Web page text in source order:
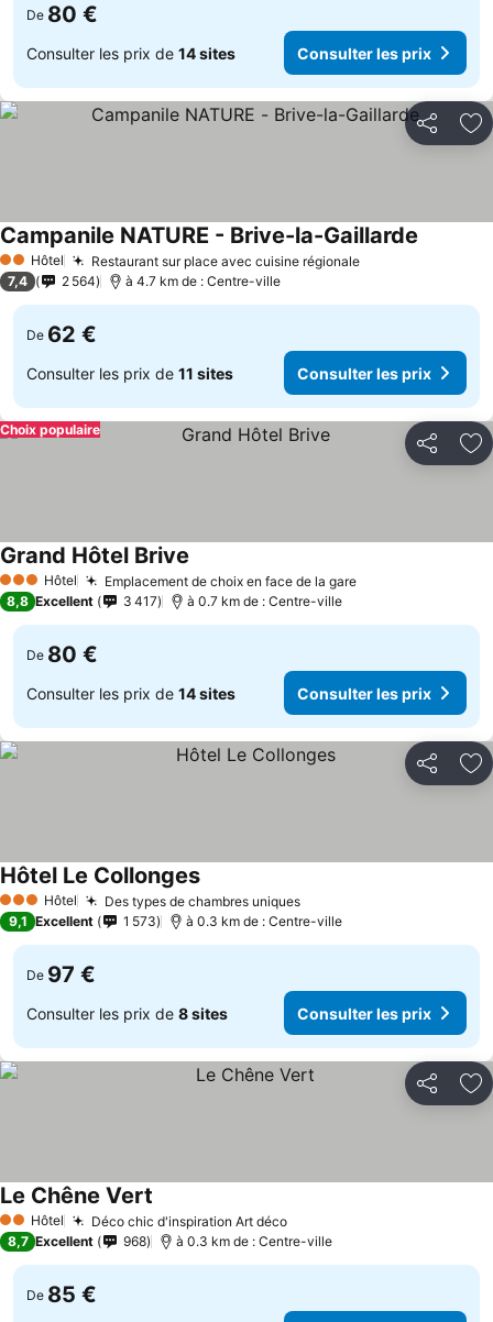
De 80 €
Consulter les prix de 14 sites Consulter les prix
Partager
2 Étoiles
Hôtel Restaurant sur place avec cuisine régionaleConsulter les
Campanile NATURE - Brive-la-Gaillarde
7,4 2 564 à 4.7 km de : Centre-ville
De 62 €
Consulter les prix de 11 sites Consulter les prix
Partager
Choix populaire
3 ÉtoilesHôtel Emplacement de choix en face de la gareConsulter les
Grand Hôtel Brive
8,8 Excellent 3 417 à 0.7 km de : Centre-ville
De 80 €
Consulter les prix de 14 sites Consulter les prix
Partager
3 ÉtoilesHôtel Des types de chambres uniquesConsulter les prix
Hôtel Le CollongesConsulter les prix
9,1 Excellent 1 573 à 0.3 km de : Centre-ville
De 97 €
Consulter les prix de 8 sites Consulter les prix
Partager
2 Étoiles
Hôtel Déco chic d'inspiration Art décoConsulter les prix
Le Chêne Vert
8,7 Excellent 968 à 0.3 km de : Centre-ville
De 85 €